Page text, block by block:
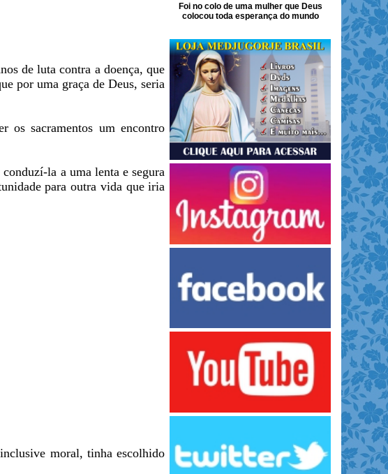
de luta contra a doença, que
por uma graça de Deus, seria
sacramentos um encontro
la a uma lenta e segura
para outra vida que iria
moral, tinha escolhido
Foi no colo de uma mulher que Deus
colocou toda esperança do mundo